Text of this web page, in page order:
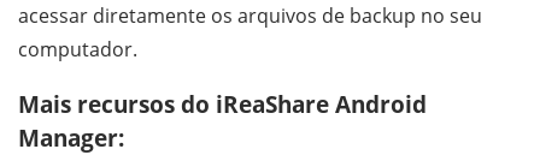
acessar diretamente os arquivos de backup no seu
computador.
Mais recursos do iReaShare Android
Manager: